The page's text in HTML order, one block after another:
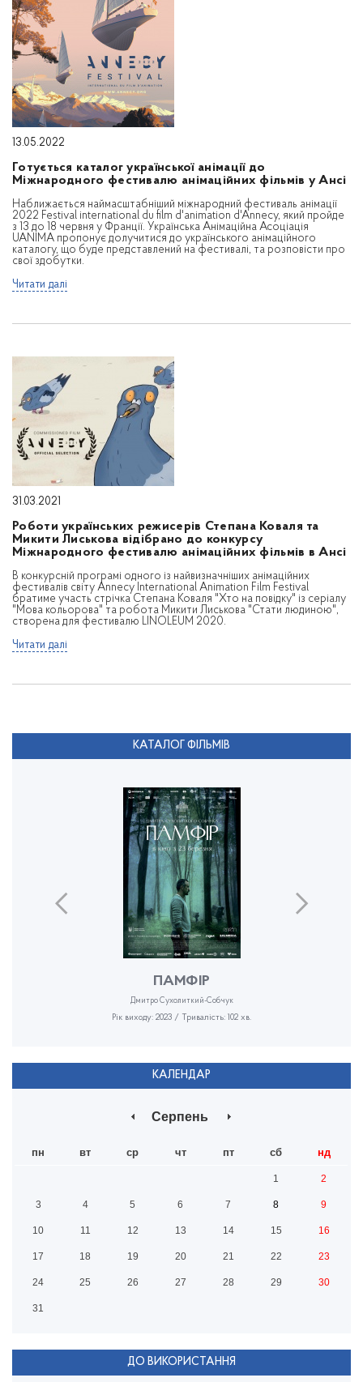
13.05.2022
Готується каталог української анімації до
Міжнародного фестивалю анімаційних фільмів у Ансі
Наближається наймасштабніший міжнародний фестиваль анімації
2022 Festival international du film d'animation d'Annecy, який пройде
з 13 до 18 червня у Франції. Українська Анімаційна Асоціація
UANIMA пропонує долучитися до українського анімаційного
каталогу, що буде представлений на фестивалі, та розповісти про
свої здобутки.
Читати далі
31.03.2021
Роботи українських режисерів Степана Коваля та
Микити Лиськова відібрано до конкурсу
Міжнародного фестивалю анімаційних фільмів в Ансі
В конкурсній програмі одного із найвизначніших анімаційних
фестивалів світу Annecy International Animation Film Festival
братиме участь стрічка Степана Коваля "Хто на повідку" із серіалу
"Мова кольорова" та робота Микити Лиськова "Стати людиною",
створена для фестивалю LINOLEUM 2020.
Читати далі
КАТАЛОГ ФІЛЬМІВ
ПАМФІР
Дмитро Сухолиткий-Собчук
Рік виходу: 2023 / Тривалість: 102 хв.
КАЛЕНДАР
Серпень
пн вт ср чт пт сб нд
1 2
3 4 5 6 7 8 9
10 11 12 13 14 15 16
17 18 19 20 21 22 23
24 25 26 27 28 29 30
31
ДО ВИКОРИСТАННЯ